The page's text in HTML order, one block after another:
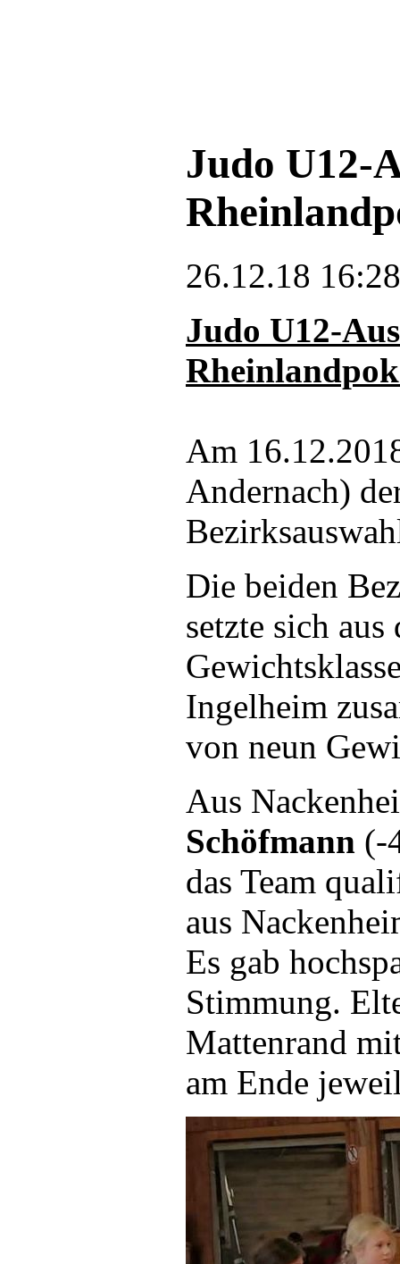
Judo U12-
26.12.18 16:28
Judo U12-
Am
Andernach)
Die beiden
setzte sich
Ingelheim
von neun
Aus
Schöfmann (-
das Team
aus
Es gab
Stimmung.
Mattenrand
am Ende